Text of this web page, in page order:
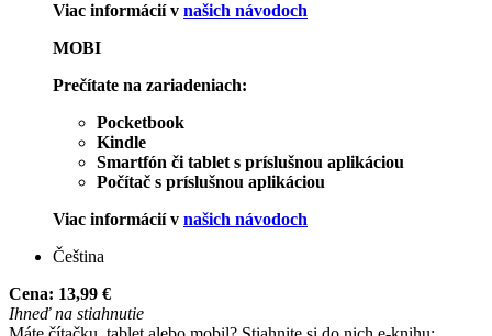
Viac informácií v našich návodoch
MOBI
Prečítate na zariadeniach:
Pocketbook
Kindle
Smartfón či tablet s príslušnou aplikáciou
Počítač s príslušnou aplikáciou
Viac informácií v našich návodoch
Čeština
Cena: 13,99 €
Ihneď na stiahnutie